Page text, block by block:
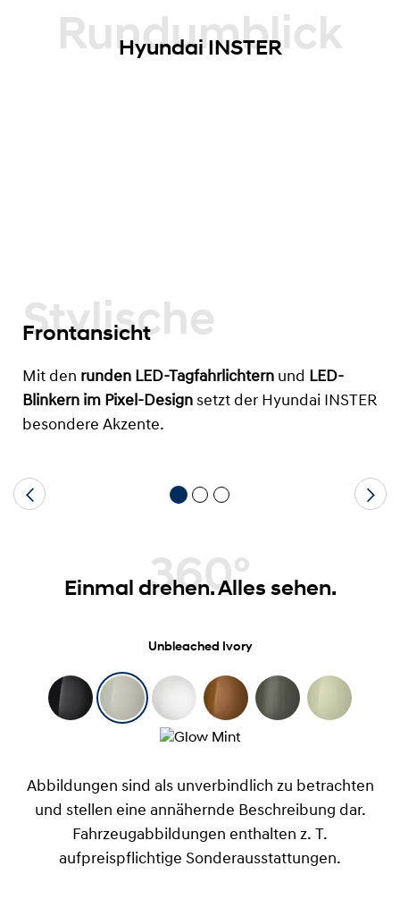
Rundumblick
Hyundai INSTER
Stylische
Frontansicht
Mit den runden LED-Tagfahrlichtern und LED-
Blinkern im Pixel-Design setzt der Hyundai INSTER
besondere Akzente.
360°
Einmal drehen. Alles sehen.
Unbleached Ivory
Abbildungen sind als unverbindlich zu betrachten
und stellen eine annähernde Beschreibung dar.
Fahrzeugabbildungen enthalten z. T.
aufpreispflichtige Sonderausstattungen.